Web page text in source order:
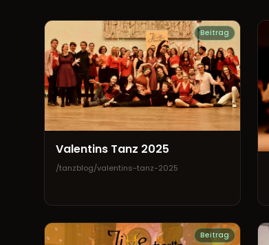
Beitrag
Valentins Tanz 2025
/tanzblog/valentins-tanz-2025
Beitrag